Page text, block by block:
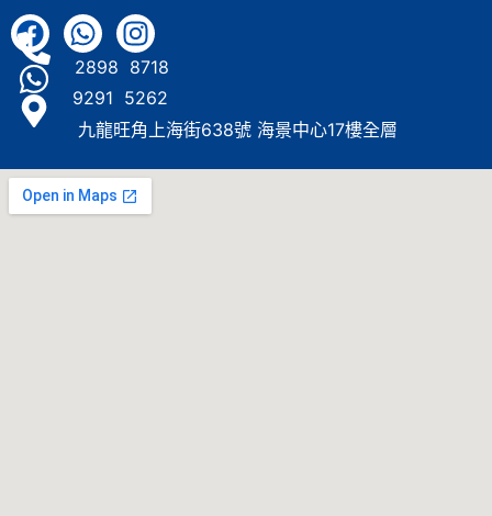
2898 8718
9291 5262
九龍旺角上海街638號 海景中心17樓全層